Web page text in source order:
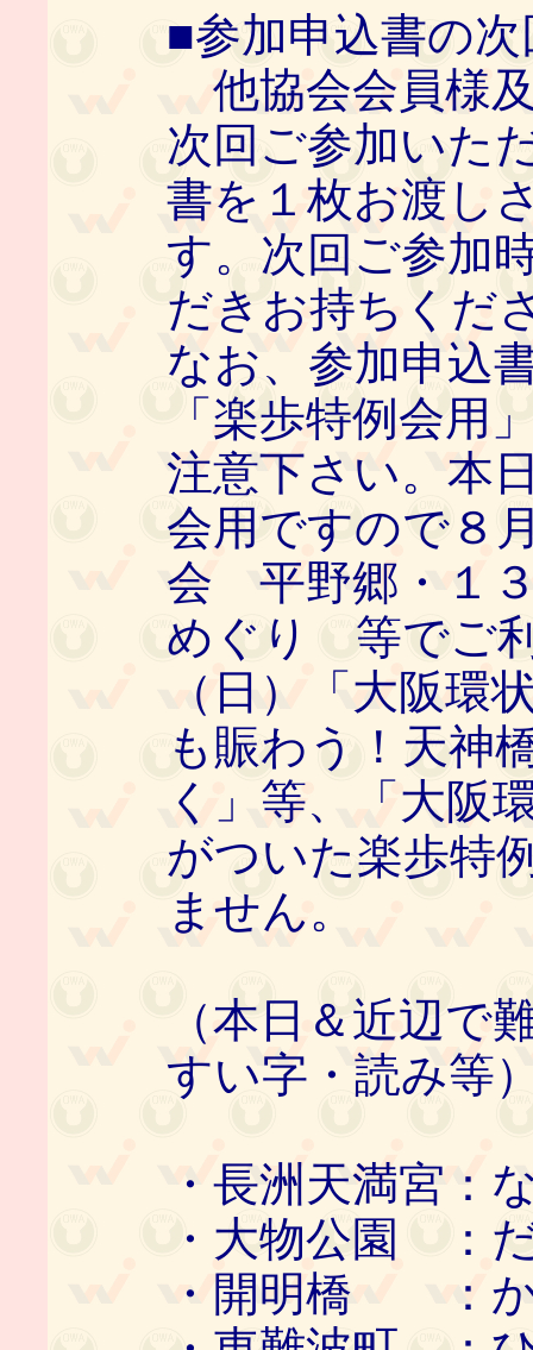
■参加申込書の
他協会会員様
次回ご参加いた
書を１枚お渡し
す。次回ご参加
だきお持ちくだ
なお、参加申込
「楽歩特例会用
注意下さい。本
会用ですので８
会 平野郷・１
めぐり 等でご
（日）「大阪環
も賑わう！天神
く」等、「大阪
がついた楽歩特
ません。
（本日＆近辺で
すい字・読み等
・長洲天満宮：
・大物公園 ：
・開明橋 ：か